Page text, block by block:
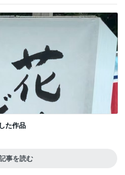
た作品
事を読む